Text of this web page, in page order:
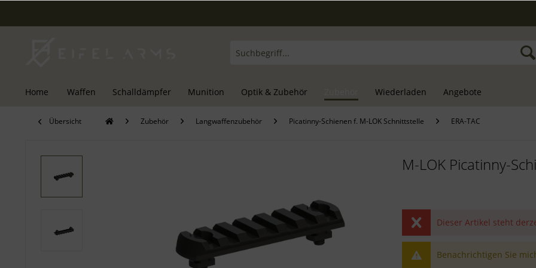
Home Waffen Schalldämpfer Munition Optik & Zubehör Wiederladen Angebote
Übersicht Zubehör Langwaffenzubehör Picatinny-Schienen f. M-LOK Schnittstelle ERA-TAC
M-LOK Picatinny-
Dieser Artikel steht
Benachrichtigen Sie